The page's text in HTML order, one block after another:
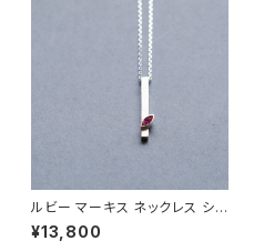
ルビー マーキス ネックレス シル
バー925 7月誕生石 メンズ ユ
ニセックス
¥13,800